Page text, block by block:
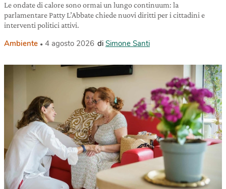
Le ondate di calore sono ormai un lungo continuum: la
parlamentare Patty L’Abbate chiede nuovi diritti per i cittadini e
interventi politici attivi.
Ambiente 4 agosto 2026 di Simone Santi